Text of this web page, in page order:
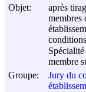
Objet:
après
membres
membre
Groupe:
Jury du